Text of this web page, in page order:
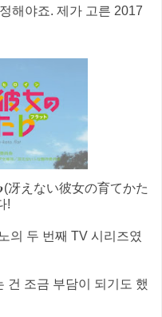
해야죠. 제가 고른 2017
(冴えない彼女の育てかた
!
의 두 번째 TV 시리즈였
건 조금 부담이 되기도 했